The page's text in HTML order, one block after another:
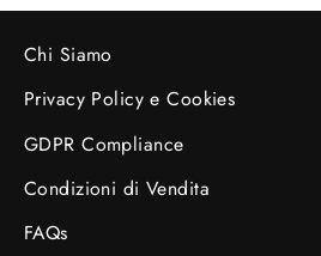
Chi Siamo
Privacy Policy e Cookies
GDPR Compliance
Condizioni di Vendita
FAQs